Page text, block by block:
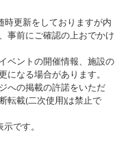
更新をしておりますが内
事前にご確認の上おでかけ
ベントの開催情報、施設の
なる場合があります。
への掲載の許諾をいただ
転載(二次使用)は禁止で
です。